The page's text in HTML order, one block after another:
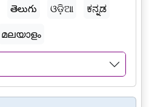
తెలుగు ଓଡ଼ିଆ
ಕನ್ನಡ
മലയാളം